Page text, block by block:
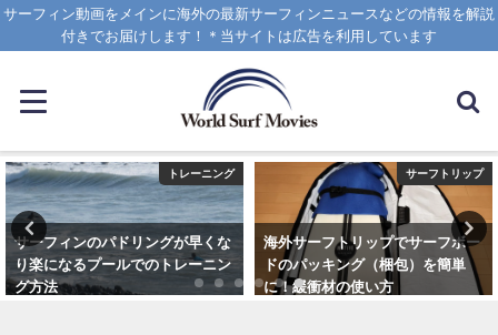
サーフィン動画をメインに海外の最新サーフィンニュースなどの情報を解説
付きでお届けします！＊当サイトは広告を利用しています
トレーニング
サーフィンのパドリングが早くな
り楽になるプールでのトレーニン
グ方法
サーフトリップ
海外サーフトリップでサーフボー
ドのパッキング（梱包）を簡単
に！緩衝材の使い方